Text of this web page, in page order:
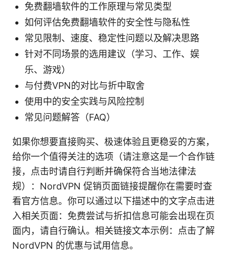
免费翻墙软件的工作原理与常见类型
如何评估免费翻墙软件的安全性与隐私性
常见限制、速度、稳定性问题以及解决思路
针对不同场景的选用建议（学习、工作、娱
乐、游戏）
与付费VPN的对比与折中取舍
使用中的安全实践与风险控制
常见问题解答（FAQ）
如果你想要直接购买、极速体验且更稳妥的方案，
给你一个值得关注的选项（请注意这是一个合作链
接，点击时请自行判断并确保符合当地法律法
规）：NordVPN 促销页面链接提醒你在需要时查
看官方信息。你可以通过以下描述中的文字点击进
入相关页面：免费尝试与折扣信息可能会出现在页
面内，请自行确认。相关链接文本示例：点击了解
NordVPN 的优惠与试用信息。